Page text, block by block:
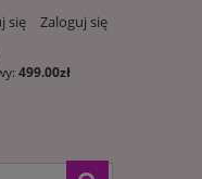
się
Zaloguj się
499.00zł